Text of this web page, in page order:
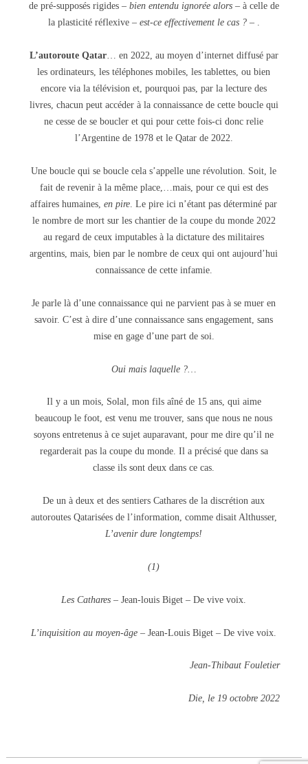
de pré-supposés rigides – bien entendu ignorée alors– à celle de
la plasticité réflexive – est-ce effectivement le cas ?– .
L’autoroute Qatar… en 2022, au moyen d’internet diffusé par
les ordinateurs, les téléphones mobiles, les tablettes, ou bien
encore via la télévision et, pourquoi pas, par la lecture des
livres, chacun peut accéder à la connaissance de cette boucle qui
ne cesse de se boucler et qui pour cette fois-ci donc relie
l’Argentine de 1978 et le Qatar de 2022.
Une boucle qui se boucle cela s’appelle une révolution. Soit, le
fait de revenir à la même place,…mais, pour ce qui est des
affaires humaines,en pire. Le pire ici n’étant pas déterminé par
le nombre de mort sur les chantier de la coupe du monde 2022
au regard de ceux imputables à la dictature des militaires
argentins, mais, bien par le nombre de ceux qui ont aujourd’hui
connaissance de cette infamie.
Je parle là d’une connaissance qui ne parvient pas à se muer en
savoir. C’est à dire d’une connaissance sans engagement, sans
mise en gage d’une part de soi.
Oui mais laquelle ?…
Il y a un mois, Solal, mon fils aîné de 15 ans, qui aime
beaucoup le foot, est venu me trouver, sans que nous ne nous
soyons entretenus à ce sujet auparavant, pour me dire qu’il ne
regarderait pas la coupe du monde. Il a précisé que dans sa
classe ils sont deux dans ce cas.
De un à deux et des sentiers Cathares de la discrétion aux
autoroutes Qatarisées de l’information, comme disait Althusser,
L’avenir dure longtemps!
(1)
Les Cathares– Jean-louis Biget – De vive voix.
L’inquisition au moyen-âge – Jean-Louis Biget – De vive voix.
Jean-Thibaut Fouletier
Die, le 19 octobre 2022